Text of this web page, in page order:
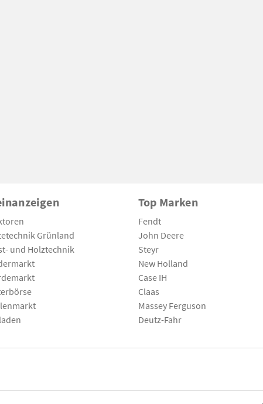
Grünland
und Holztechnik
Top Marken
Fendt
John Deere
Steyr
New Holland
Case IH
Claas
Massey Ferguson
Deutz-Fahr